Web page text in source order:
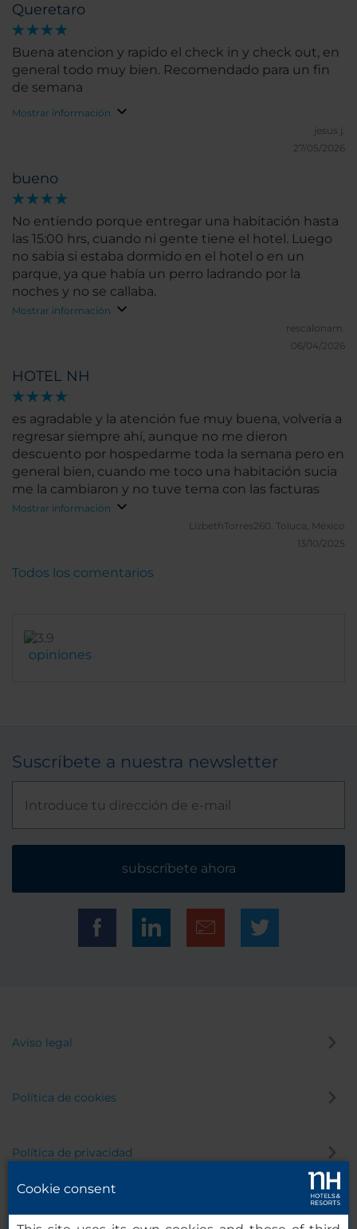
Queretaro
Buena atencion y rapido el check in y check out, en
general todo muy bien. Recomendado para un fin
de semana
Mostrar información
jesus j.
27/05/2026
bueno
No entiendo porque entregar una habitación hasta
las 15:00 hrs, cuando ni gente tiene el hotel. Luego
no sabia si estaba dormido en el hotel o en un
parque, ya que había un perro ladrando por la
noches y no se callaba.
Mostrar información
rescalonam.
06/04/2026
HOTEL NH
es agradable y la atención fue muy buena, volvería a
regresar siempre ahí, aunque no me dieron
descuento por hospedarme toda la semana pero en
general bien, cuando me toco una habitación sucia
me la cambiaron y no tuve tema con las facturas
Mostrar información
LizbethTorres260. Toluca, México
13/10/2025
opiniones
Todos los comentarios
Suscríbete a nuestra newsletter
subscríbete ahora
Aviso legal
Política de cookies
Política de privacidad
Cookie consent